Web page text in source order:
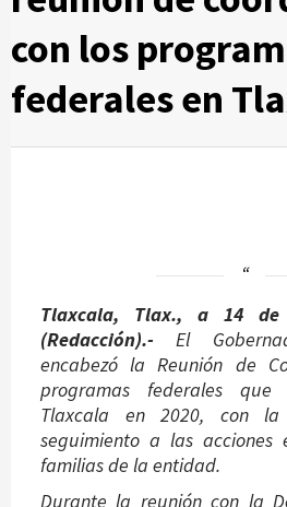
con los
federales en
Tlaxcala, Tlax., a 14
(Redacción).-El
encabezó la Reunión de
programas federales
Tlaxcala en 2020, con
seguimiento a las acciones
familias de la entidad.
Durante la reunión con la